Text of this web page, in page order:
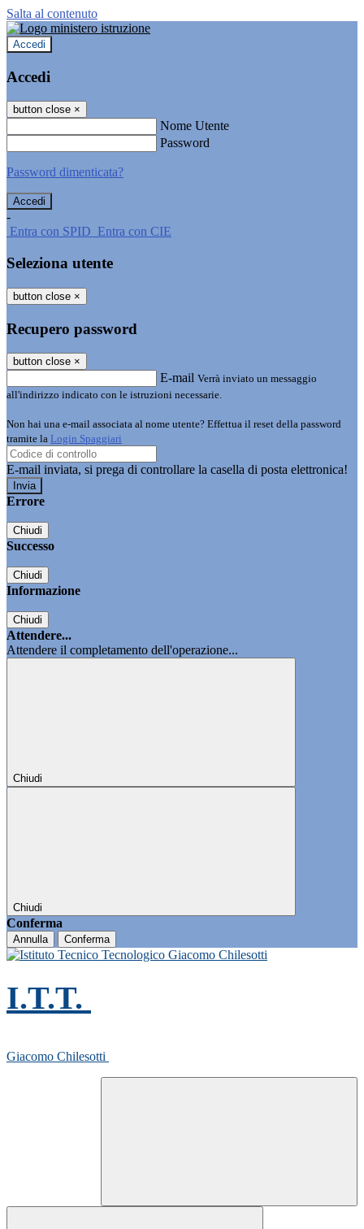
Salta al contenuto
Accedi
Accedi
button close ×
Nome Utente
Password
Password dimenticata?
-
Entra con SPID Entra con CIE
Seleziona utente
button close ×
Recupero password
button close ×
E-mail Verrà inviato un messaggio
all'indirizzo indicato con le istruzioni necessarie.
Non hai una e-mail associata al nome utente? Effettua il reset della password
tramite la Login Spaggiari
E-mail inviata, si prega di controllare la casella di posta elettronica!
Errore
Chiudi
Successo
Chiudi
Informazione
Chiudi
Attendere...
Attendere il completamento dell'operazione...
Chiudi
Chiudi
Conferma
Annulla Conferma
I.T.T.
Giacomo Chilesotti